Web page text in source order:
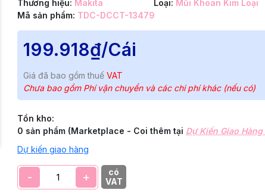
Thương hiệu: Makita Loại: Mũi Khoan Kim Loại
Mã sản phẩm: TDC-DCCT-13479
199.918₫/Cái
Giá đã bao gồm thuế VAT
Chưa bao gồm Phí vận chuyển và các chi phí khác (nếu có)
Tồn kho:
0 sản phẩm (Marketplace - Coi thêm tại Dự Kiến Giao Hàng
Dự kiến giao hàng
- +
có
VAT